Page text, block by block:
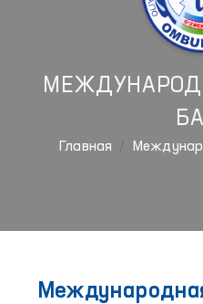
Главная